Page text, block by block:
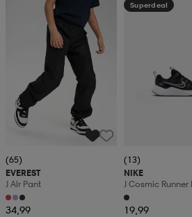
Kampanja -25%
(65)
EVEREST
J Alr Pant
34,99
Superdeal
(13)
NIKE
J Cosmic Runner
19,99